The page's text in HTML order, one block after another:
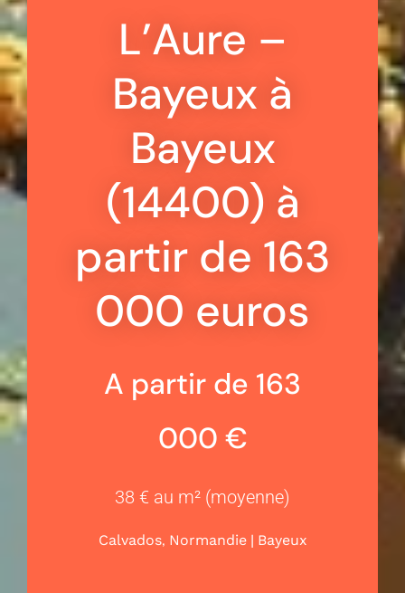
L’Aure –
Bayeux à
Bayeux
(14400) à
partir de 163
000 euros
A partir de 163
000 €
38 € au m² (moyenne)
Calvados, Normandie| Bayeux